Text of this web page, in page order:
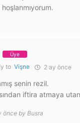
Üye
to Vişne 2 ay önce
senin rezil.
iftira atmaya
önce by Busra